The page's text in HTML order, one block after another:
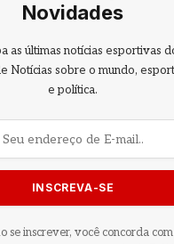
Novidades
as últimas notícias esportivas
Notícias sobre o mundo,
e política.
se inscrever, você concorda com